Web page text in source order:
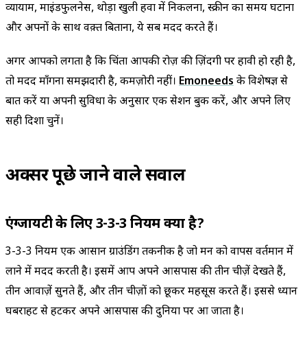
व्यायाम, माइंडफुलनेस, थोड़ा खुली हवा में निकलना, स्क्रीन का समय घटाना
और अपनों के साथ वक़्त बिताना, ये सब मदद करते हैं।
अगर आपको लगता है कि चिंता आपकी रोज़ की ज़िंदगी पर हावी हो रही है,
तो मदद माँगना समझदारी है, कमज़ोरी नहीं। Emoneedsके विशेषज्ञ से
बात करें या अपनी सुविधा के अनुसार एक सेशन बुक करें, और अपने लिए
सही दिशा चुनें।
अक्सर पूछे जाने वाले सवाल
एंग्जायटी के लिए 3-3-3 नियम क्या है?
3-3-3 नियम एक आसान ग्राउंडिंग तकनीक है जो मन को वापस वर्तमान में
लाने में मदद करती है। इसमें आप अपने आसपास की तीन चीज़ें देखते हैं,
तीन आवाज़ें सुनते हैं, और तीन चीज़ों को छूकर महसूस करते हैं। इससे ध्यान
घबराहट से हटकर अपने आसपास की दुनिया पर आ जाता है।